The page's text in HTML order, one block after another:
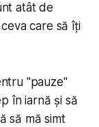
atât de
care să îți
"pauze"
în iarnă și să
să mă simt